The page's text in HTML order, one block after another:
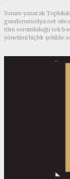
Yorum yazarak
gundemmedya.net
tüm sorumluluğu tek
yönetimi hiçbir şekilde